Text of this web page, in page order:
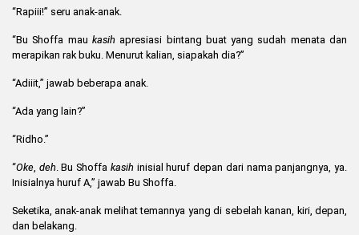
“Rapiii!” seru anak-anak.
“Bu Shoffa mau kasihapresiasi bintang buat yang sudah menata dan
merapikan rak buku. Menurut kalian, siapakah dia?”
“Adiiit,” jawab beberapa anak.
“Ada yang lain?”
“Ridho.”
“Oke deh. Bu Shoffa kasihinisial huruf depan dari nama panjangnya, ya.
Inisialnya huruf A,” jawab Bu Shoffa.
Seketika, anak-anak melihat temannya yang di sebelah kanan, kiri, depan,
dan belakang.